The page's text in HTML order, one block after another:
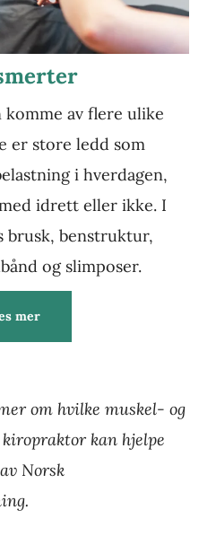
av flere ulike
er store ledd som
i hverdagen,
idrett eller ikke. I
brusk, benstruktur,
og slimposer.
mer
om hvilke muskel- og
kan hjelpe
Norsk